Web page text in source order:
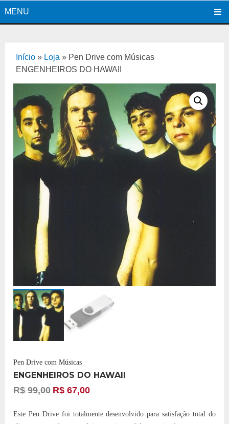
MENU
Início » Loja » Pen Drive com Músicas
ENGENHEIROS DO HAWAII
Pen Drive com Músicas
ENGENHEIROS DO HAWAII
R$99,00 R$ 67,00
Este Pen Drive foi totalmente desenvolvido para satisfação total do